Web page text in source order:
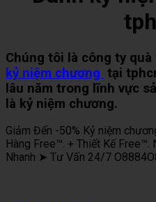
Chúng tôi là công ty
kỷ niệm chương tại
lâu năm trong lĩnh vực
là kỷ niệm chương.
Giảm Đến -50% Kỷ niệm
Hàng Free™. + Thiết Kế Free™.
Nhanh ➤ Tư Vấn 24/7